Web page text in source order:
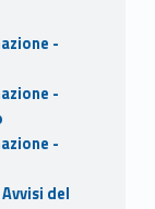
-
-
-
del